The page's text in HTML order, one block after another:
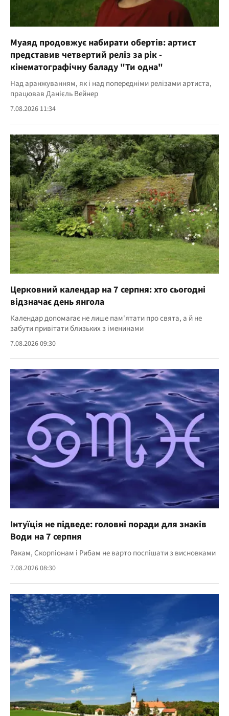
Муаяд продовжує набирати обертів: артист
представив четвертий реліз за рік -
кінематографічну баладу "Ти одна"
Над аранжуванням, як і над попередніми релізами артиста,
працював Данієль Вейнер
7.08.2026 11:34
Церковний календар на 7 серпня: хто сьогодні
відзначає день янгола
Календар допомагає не лише пам'ятати про свята, а й не
забути привітати близьких з іменинами
7.08.2026 09:30
Інтуїція не підведе: головні поради для знаків
Води на 7 серпня
Ракам, Скорпіонам і Рибам не варто поспішати з висновками
7.08.2026 08:30